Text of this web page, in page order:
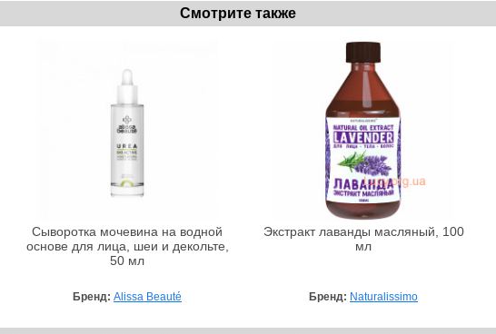
Смотрите также
Сыворотка мочевина на водной
основе для лица, шеи и декольте,
50 мл
Бренд: Alissa Beauté
Экстракт лаванды масляный, 100
мл
Бренд: Naturalissimo